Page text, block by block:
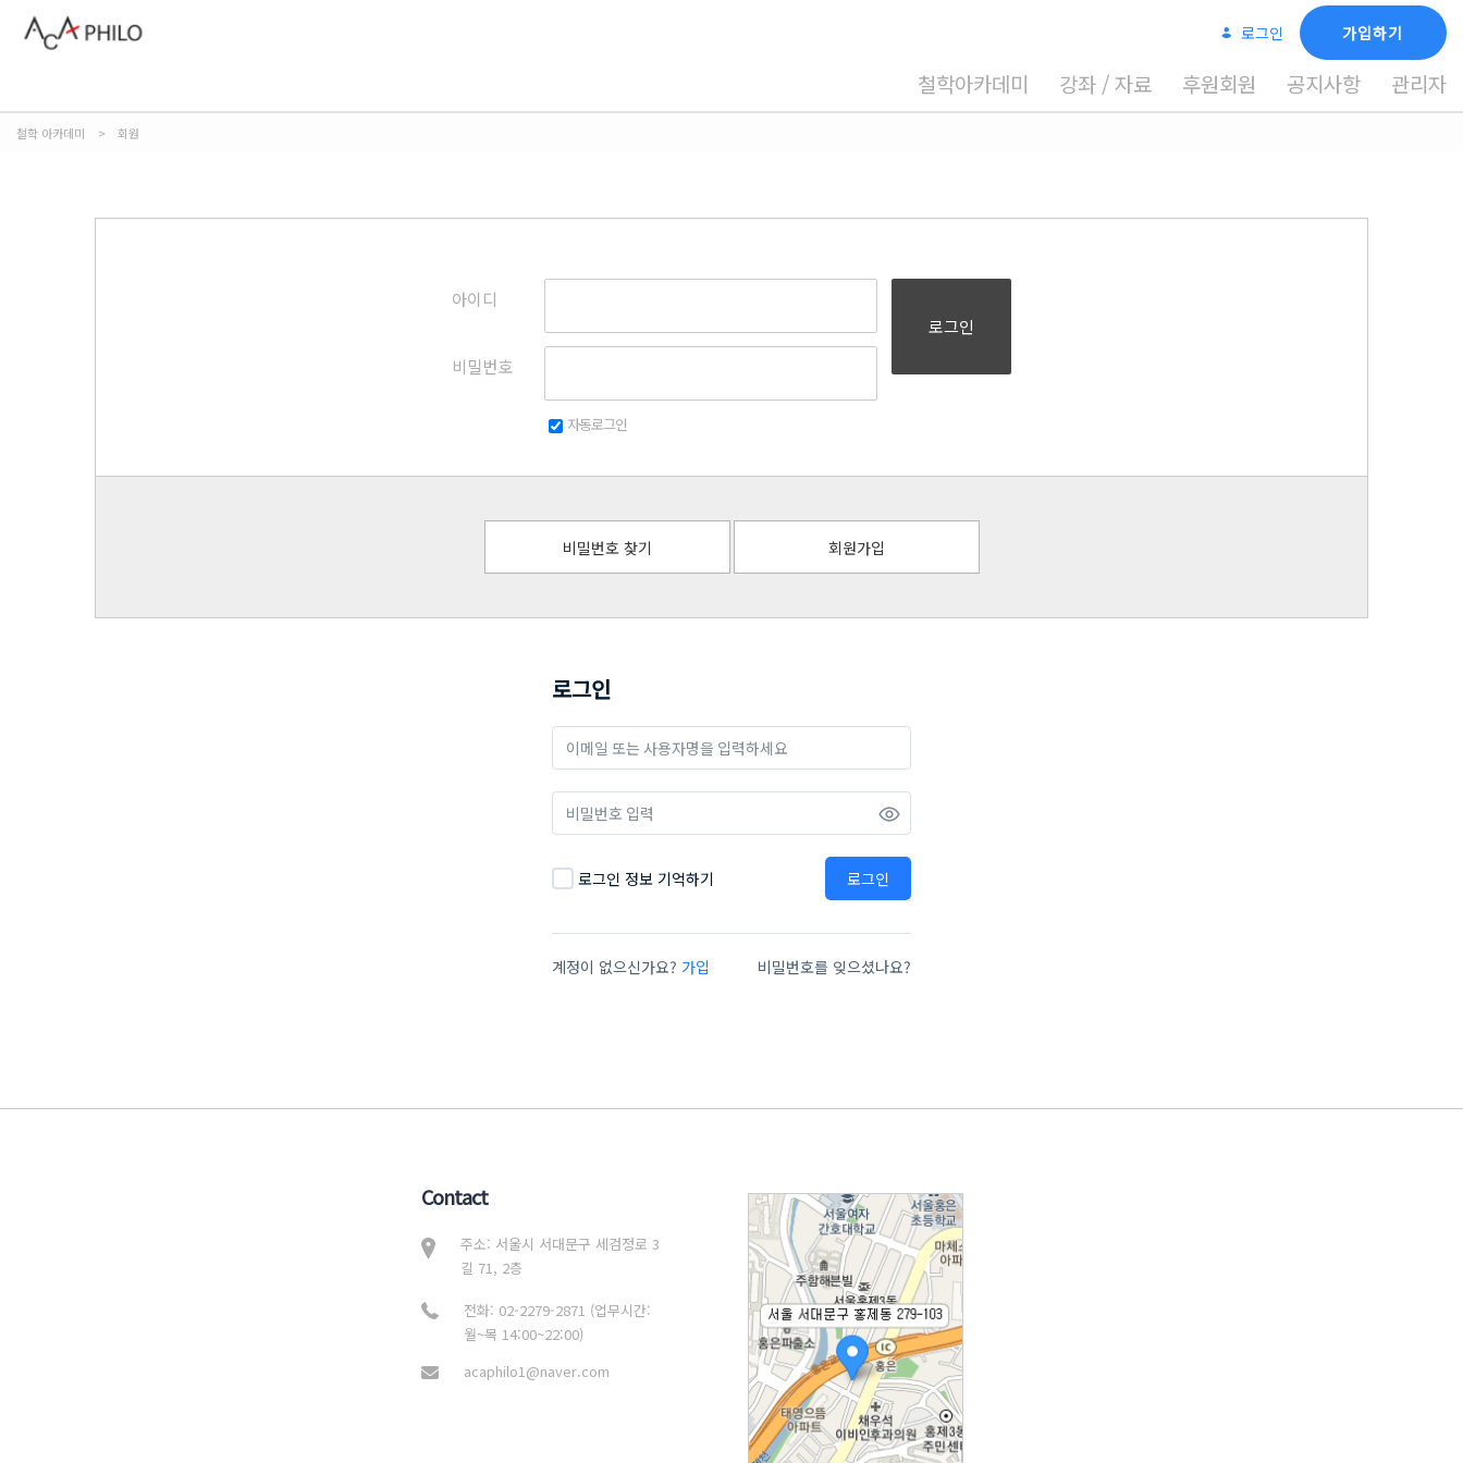
로그인 가입하기
철학아카데미 강좌 / 자료 후원회원 공지사항 관리자
철학 아카데미 > 회원
아이디
비밀번호
자동로그인
로그인
비밀번호 찾기 회원가입
로그인
로그인 정보 기억하기 로그인
계정이 없으신가요? 가입 비밀번호를 잊으셨나요?
Contact
주소: 서울시 서대문구 세검정로 3
길 71, 2층
전화: 02-2279-2871 (업무시간:
월~목 14:00~22:00)
acaphilo1@naver.com